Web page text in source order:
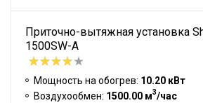
Приточно-вытяжная установка
1500SW-A
Мощность на обогрев: 10.20 кВт
Воздухообмен: 1500.00 м3/час